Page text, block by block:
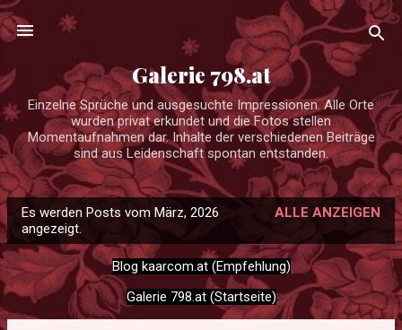
Direkt zum Hauptbereich
Galerie 798.at
Einzelne Sprüche und ausgesuchte Impressionen. Alle Orte
wurden privat erkundet und die Fotos stellen
Momentaufnahmen dar. Inhalte der verschiedenen Beiträge
sind aus Leidenschaft spontan entstanden.
o
s
t
s
Es werden Posts vom März, 2026
angezeigt.
ALLE ANZEIGEN
Blog kaarcom.at (Empfehlung)
Galerie 798.at (Startseite)